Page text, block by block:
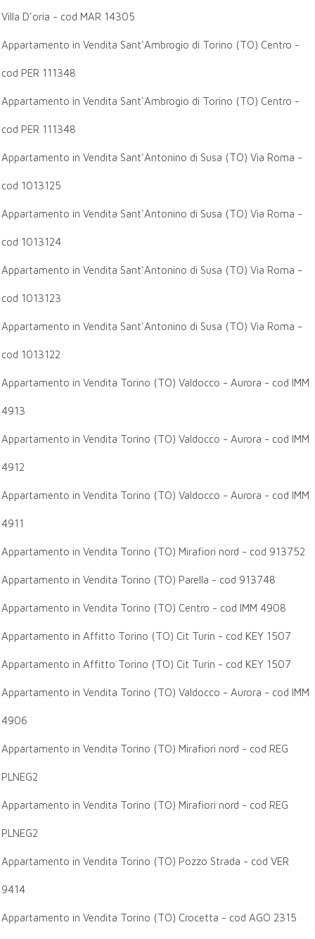
Villa D'oria - cod MAR 14305
Appartamento in Vendita Sant'Ambrogio di Torino (TO) Centro -
cod PER 111348
Appartamento in Vendita Sant'Ambrogio di Torino (TO) Centro -
cod PER 111348
Appartamento in Vendita Sant'Antonino di Susa (TO) Via Roma -
cod 1013125
Appartamento in Vendita Sant'Antonino di Susa (TO) Via Roma -
cod 1013124
Appartamento in Vendita Sant'Antonino di Susa (TO) Via Roma -
cod 1013123
Appartamento in Vendita Sant'Antonino di Susa (TO) Via Roma -
cod 1013122
Appartamento in Vendita Torino (TO) Valdocco - Aurora - cod IMM
4913
Appartamento in Vendita Torino (TO) Valdocco - Aurora - cod IMM
4912
Appartamento in Vendita Torino (TO) Valdocco - Aurora - cod IMM
4911
Appartamento in Vendita Torino (TO) Mirafiori nord - cod 913752
Appartamento in Vendita Torino (TO) Parella - cod 913748
Appartamento in Vendita Torino (TO) Centro - cod IMM 4908
Appartamento in Affitto Torino (TO) Cit Turin - cod KEY 1507
Appartamento in Affitto Torino (TO) Cit Turin - cod KEY 1507
Appartamento in Vendita Torino (TO) Valdocco - Aurora - cod IMM
4906
Appartamento in Vendita Torino (TO) Mirafiori nord - cod REG
PLNEG2
Appartamento in Vendita Torino (TO) Mirafiori nord - cod REG
PLNEG2
Appartamento in Vendita Torino (TO) Pozzo Strada - cod VER
9414
Appartamento in Vendita Torino (TO) Crocetta - cod AGO 2315